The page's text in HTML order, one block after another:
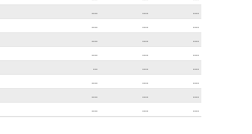
.... ....
....
.... ....
....
.... ....
....
.... ....
....
... ....
....
.... ....
....
.... ....
....
.... .... ....